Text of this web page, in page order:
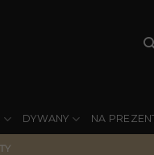
DYWANY NA